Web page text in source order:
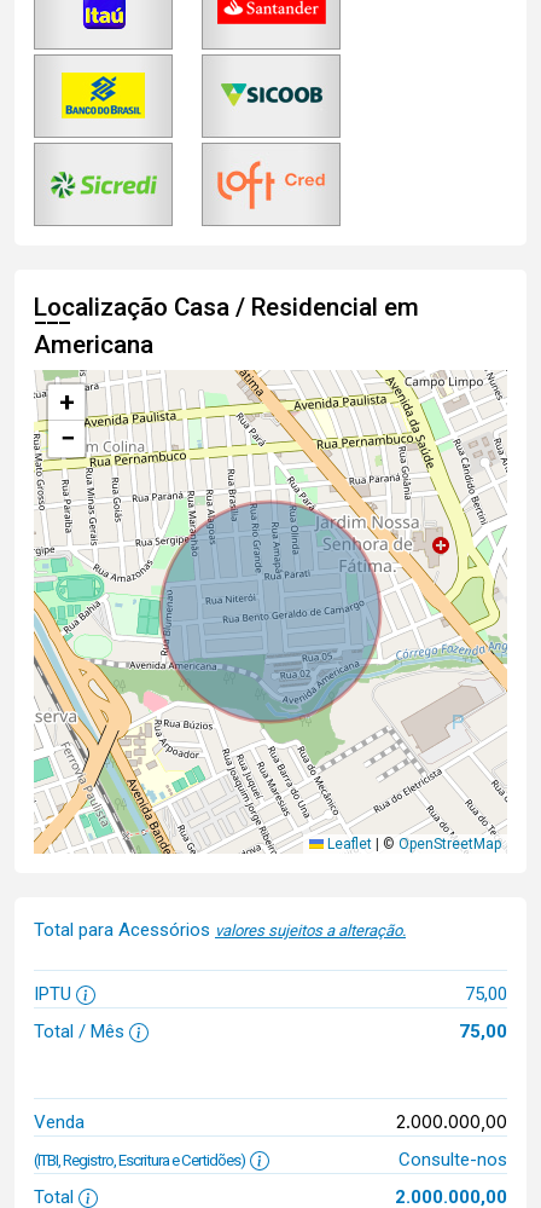
Localização Casa / Residencial em
Americana
+
−
Leaflet | © OpenStreetMap
Total para Acessórios valores sujeitos a alteração.
IPTU
75,00
Total / Mês
75,00
Venda 2.000.000,00
(ITBI, Registro, Escritura e Certidões)
Consulte-nos
Total
2.000.000,00